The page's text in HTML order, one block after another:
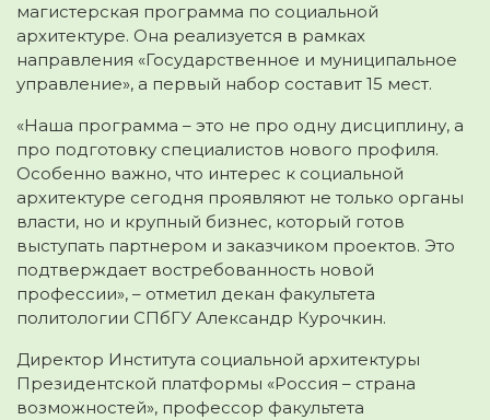
магистерская программа по социальной
архитектуре. Она реализуется в рамках
направления «Государственное и муниципальное
управление», а первый набор составит 15 мест.
«Наша программа – это не про одну дисциплину, а
про подготовку специалистов нового профиля.
Особенно важно, что интерес к социальной
архитектуре сегодня проявляют не только органы
власти, но и крупный бизнес, который готов
выступать партнером и заказчиком проектов. Это
подтверждает востребованность новой
профессии», – отметил декан факультета
политологии СПбГУ Александр Курочкин.
Директор Института социальной архитектуры
Президентской платформы «Россия – страна
возможностей», профессор факультета